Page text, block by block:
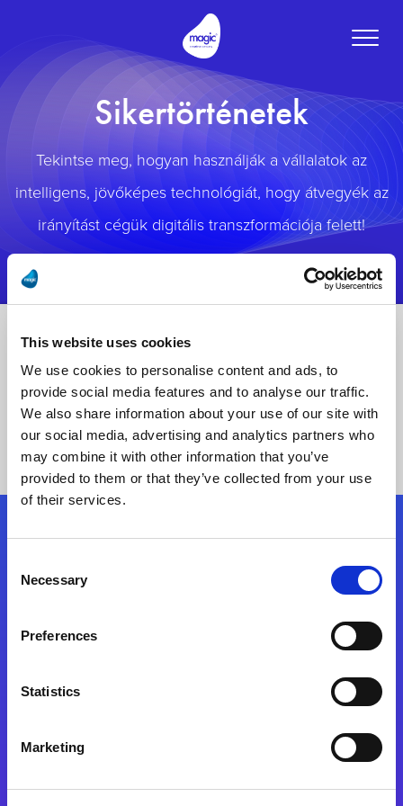
This website uses cookies
We use cookies to personalise content and ads, to
provide social media features and to analyse our traffic.
We also share information about your use of our site with
our social media, advertising and analytics partners who
may combine it with other information that you’ve
provided to them or that they’ve collected from your use
of their services.
Selection
Necessary
Preferences
Statistics
Marketing
Toggle
Sikertörténetek
Tekintse meg, hogyan használják a vállalatok az
intelligens, jövőképes technológiát, hogy átvegyék az
irányítást cégük digitális transzformációja felett!
Kövessen minket!